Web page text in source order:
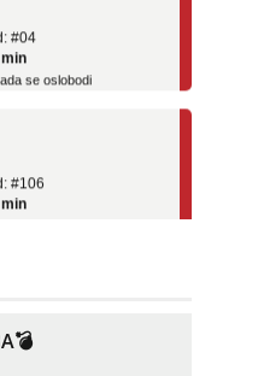
se oslobodi
se oslobodi
se oslobodi